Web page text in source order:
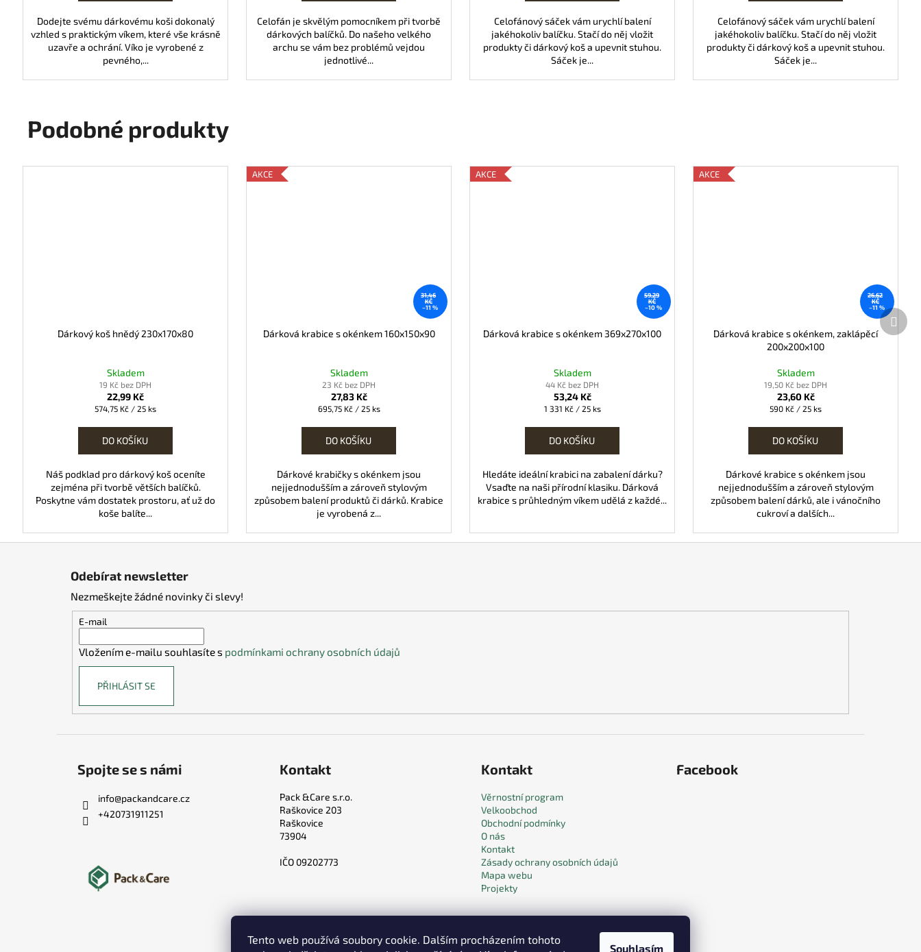
Tento web používá soubory cookie. Dalším procházením tohoto
Souhlasím
Dodejte svému dárkovému koši dokonalý
vzhled s praktickým víkem, které vše krásně
uzavře a ochrání. Víko je vyrobené z
pevného,...
Celofán je skvělým pomocníkem při tvorbě
dárkových balíčků. Do našeho velkého
archu se vám bez problémů vejdou
jednotlivé...
Celofánový sáček vám urychlí balení
jakéhokoliv balíčku. Stačí do něj vložit
produkty či dárkový koš a upevnit stuhou.
Sáček je...
Celofánový sáček vám urychlí balení
jakéhokoliv balíčku. Stačí do něj vložit
produkty či dárkový koš a upevnit stuhou.
Sáček je...
Podobné produkty
Dárkový koš hnědý 230x170x80
Skladem
19 Kč bez DPH
22,99 Kč
Měrná
574,75 Kč / 25 ks
DO KOŠÍKU
Náš podklad pro dárkový koš oceníte
zejména při tvorbě větších balíčků.
Poskytne vám dostatek prostoru, ať už do
koše balíte...
AKCE
31,46
KČ
–11 %
Dárková krabice s okénkem 160x150x90
Skladem
23 Kč bez DPH
27,83 Kč
Měrná
695,75 Kč / 25 ks
DO KOŠÍKU
Dárkové krabičky s okénkem jsou
nejjednodušším a zároveň stylovým
způsobem balení produktů či dárků. Krabice
je vyrobená z...
AKCE
59,29
KČ
–10 %
Dárková krabice s okénkem 369x270x100
Skladem
44 Kč bez DPH
53,24 Kč
Měrná
1 331 Kč / 25 ks
DO KOŠÍKU
Hledáte ideální krabici na zabalení dárku?
Vsaďte na naši přírodní klasiku. Dárková
krabice s průhledným víkem udělá z každé...
AKCE
26,62
KČ
–11 %
Dárková krabice s okénkem, zaklápěcí
200x200x100
Skladem
19,50 Kč bez DPH
23,60 Kč
Měrná
590 Kč / 25 ks
DO KOŠÍKU
Dárkové krabice s okénkem jsou
nejjednodušším a zároveň stylovým
způsobem balení dárků, ale i vánočního
cukroví a dalších...
Další
Odebírat newsletter
Nezmeškejte žádné novinky či slevy!
E-mail
Vložením e-mailu souhlasíte s podmínkami ochrany osobních údajů
PŘIHLÁSIT SE
Spojte se s námi
info@packandcare.cz
+420731911251
Kontakt
Pack &Care s.r.o.
Raškovice 203
Raškovice
73904
IČO 09202773
Kontakt
Věrnostní program
Velkoobchod
Obchodní podmínky
O nás
Kontakt
Zásady ochrany osobních údajů
Mapa webu
Projekty
Facebook